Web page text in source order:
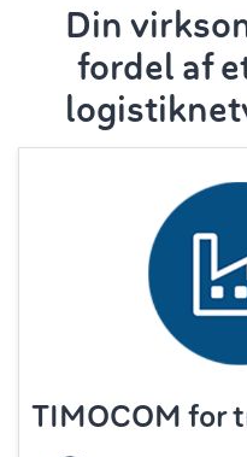
Din
fordel af
TIMOCOM for